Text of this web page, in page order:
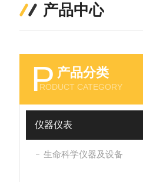
产品中心
P 产品分类
RODUCT CATEGORY
仪器仪表
生命科学仪器及设备